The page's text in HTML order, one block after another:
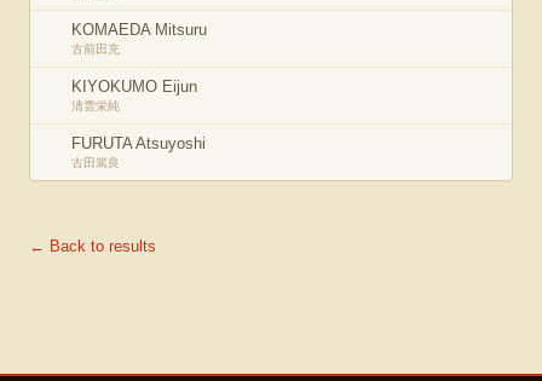
KOMAEDA Mitsuru
古前田充
KIYOKUMO Eijun
清雲栄純
FURUTA Atsuyoshi
古田篤良
← Back to results